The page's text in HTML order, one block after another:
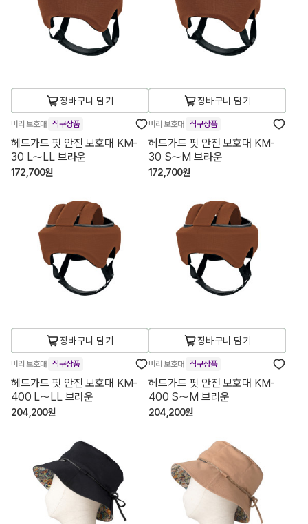
장바구니 담기
머리 보호대 직구상품
헤드가드 핏 안전 보호대 KM-
30 L～LL 브라운
172,700원
장바구니 담기
머리 보호대 직구상품
헤드가드 핏 안전 보호대 KM-
30 S～M 브라운
172,700원
장바구니 담기
머리 보호대 직구상품
헤드가드 핏 안전 보호대 KM-
400 L～LL 브라운
204,200원
장바구니 담기
머리 보호대 직구상품
헤드가드 핏 안전 보호대 KM-
400 S～M 브라운
204,200원